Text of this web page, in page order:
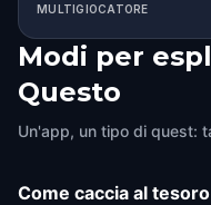
MULTIGIOCATORE
Modi per
Questo
Un'app, un tipo di quest:
Come caccia al tesoro